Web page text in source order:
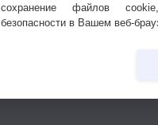
сохранение файлов
безопасности в Вашем веб-